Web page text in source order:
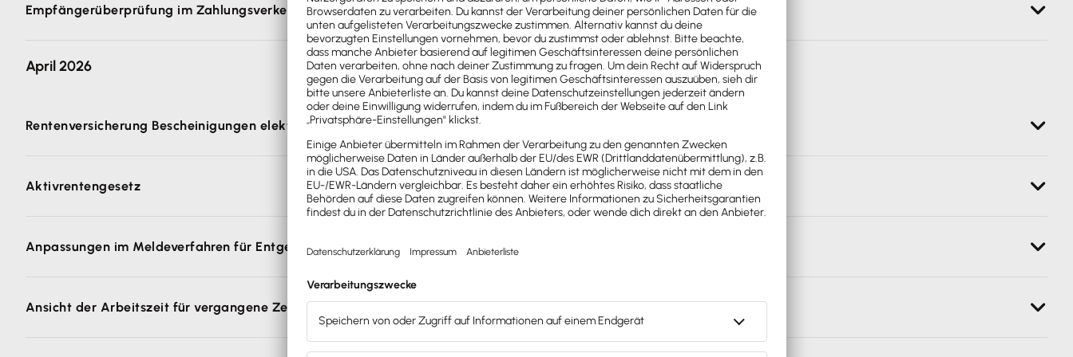
vergessen haben, eine Mitarbeiterin oder einen Mitarbeiter anzulegen. Die Erzeugung der Sofortmeldungen erfolgt maximal zwei Monate rückwirkend.
Empfängerüberprüfung im Zahlungsverkehr
Beim Zahlungsverkehr gilt für Banken seit Oktober 2025 die Pflicht zur Empfängerüberprüfung bei SEPA-Überweisungen. Daher wird der Kontoinhaber nun mit
Vor- und Nachnamen ohne Komma-Trennzeichen angegeben.
April 2026
Rentenversicherung Bescheinigungen elektronisch anfordern (rvBEA)
Damit Anforderungen der Rentenversicherung schnellstmöglich beantwortet werden, erstellt Lexware lohn+gehalt die Antworten automatisch und setzt diese auf
die Prüfliste.
Aktivrentengesetz
Anpassungen im Meldeverfahren für Entgeltersatzleistungen (EEL)
Die Entgeltbescheinigung zur Berechnung von Mutterschaftsgeld ist jetzt auch für Mitarbeitende mit geringfügiger Beschäftigung mit einer Mitgliedschaft bei
einer gesetzlichen Krankenkasse möglich (Personengruppen 109, 110 und 190).
Ansicht der Arbeitszeit für vergangene Zeiträume und für ausgetretene Mitarbeiter:innen
In der Arbeitszeiterfassung kann nun durch Auswahl von Jahr und Monat, auch unabhängig vom aktuellen Abrechnungsmonat bzw. Abrechnungsjahr, Korrekturen an